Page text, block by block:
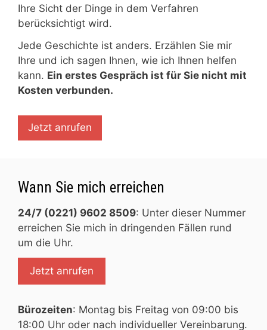
Ihre Sicht der Dinge in dem Verfahren
berücksichtigt wird.
Jede Geschichte ist anders. Erzählen Sie mir
Ihre und ich sagen Ihnen, wie ich Ihnen helfen
kann. Ein erstes Gespräch ist für Sie nicht mit
Kosten verbunden.
Jetzt anrufen
Wann Sie mich erreichen
24/7 (0221) 9602 8509: Unter dieser Nummer
erreichen Sie mich in dringenden Fällen rund
um die Uhr.
Jetzt anrufen
Bürozeiten: Montag bis Freitag von 09:00 bis
18:00 Uhr oder nach individueller Vereinbarung.